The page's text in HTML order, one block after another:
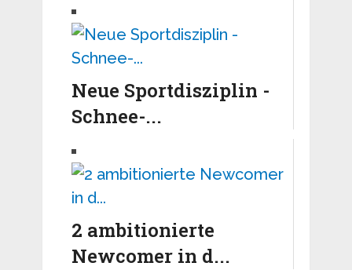
Neue Sportdisziplin -
Schnee-...
2 ambitionierte
Newcomer in d...